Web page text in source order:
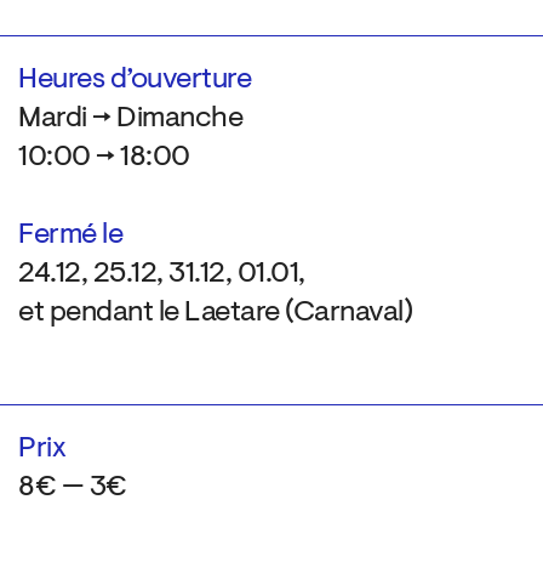
Heures d’ouverture
Mardi → Dimanche
10:00 → 18:00
Fermé le
24.12, 25.12, 31.12, 01.01,
et pendant le Laetare (Carnaval)
Prix
8€ — 3€